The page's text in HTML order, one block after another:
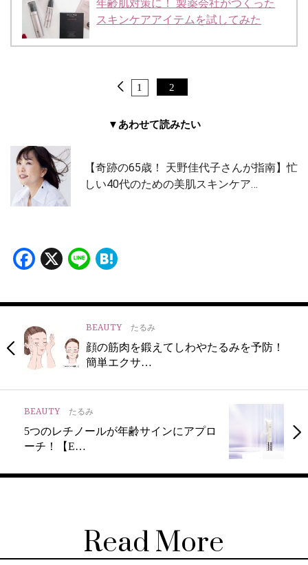
年齢肌対策に！ 製薬会社がつくった
スキンケアアイテムを試してみた
1 2
▼あわせて読みたい
【奇跡の65歳！ 天野佳代子さんが指南】忙
しい40代のための美肌スキンケア…
Facebook
X Line
BEAUTY たるみ
顔の筋肉を鍛えてしわやたるみを予防！
簡単エクサ…
BEAUTY たるみ
5つのレチノールが年齢サインにアプロ
ーチ！【E…
Read More